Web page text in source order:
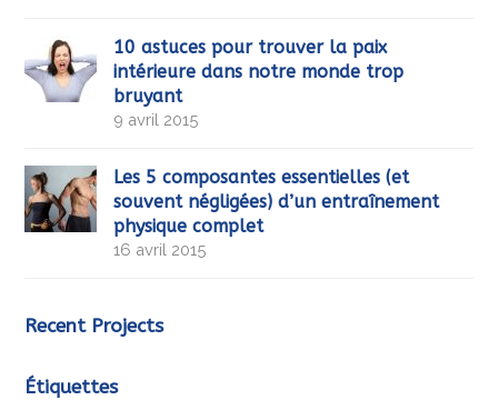
10 astuces pour trouver la paix
intérieure dans notre monde trop
bruyant
9 avril 2015
Les 5 composantes essentielles (et
souvent négligées) d’un entraînement
physique complet
16 avril 2015
Recent Projects
Étiquettes